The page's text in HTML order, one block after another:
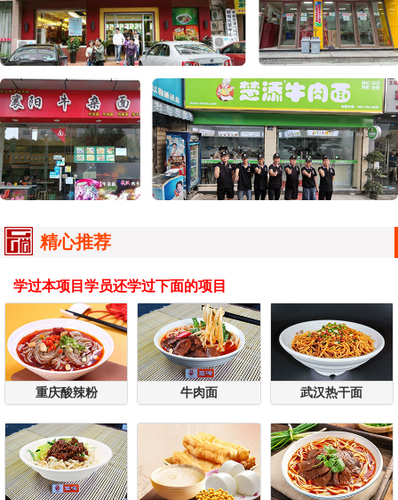
精心推荐
学过本项目学员还学过下面的项目
重庆酸辣粉 牛肉面 武汉热干面